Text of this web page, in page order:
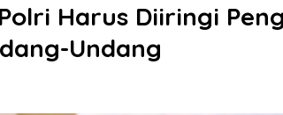
Harus Diiringi
Undang